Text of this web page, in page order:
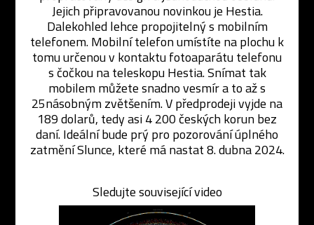
Jejich připravovanou novinkou je Hestia.
Dalekohled lehce propojitelný s mobilním
telefonem. Mobilní telefon umístíte na plochu k
tomu určenou v kontaktu fotoaparátu telefonu
s čočkou na teleskopu Hestia. Snímat tak
mobilem můžete snadno vesmír a to až s
25násobným zvětšením. V předprodeji vyjde na
189 dolarů, tedy asi 4 200 českých korun bez
daní. Ideální bude prý pro pozorování úplného
zatmění Slunce, které má nastat 8. dubna 2024.
Sledujte související video